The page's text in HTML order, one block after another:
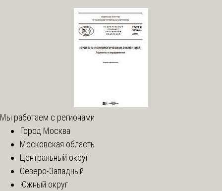
Мы работаем с регионами
Город Москва
Московская область
Центральный округ
Северо-Западный
Южный округ